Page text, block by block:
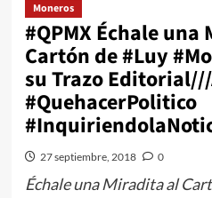
Moneros
#QPMX Échale
Cartón de #Luy
su Trazo
#QuehacerPolitico
27 septiembre, 2018 0
Échale una Miradita al